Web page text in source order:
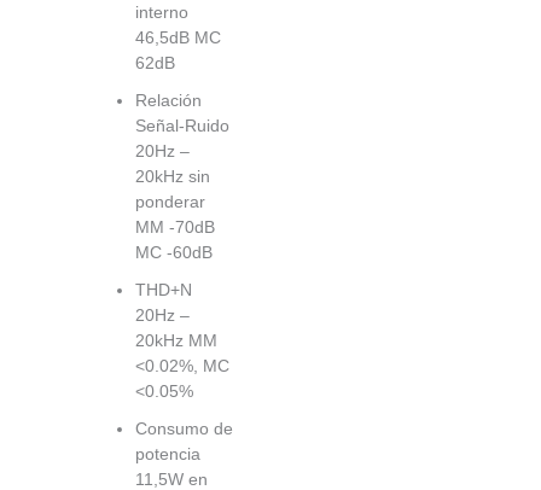
interno
46,5dB MC
62dB
Relación
Señal-Ruido
20Hz –
20kHz sin
ponderar
MM -70dB
MC -60dB
THD+N
20Hz –
20kHz MM
<0.02%, MC
<0.05%
Consumo de
potencia
11,5W en